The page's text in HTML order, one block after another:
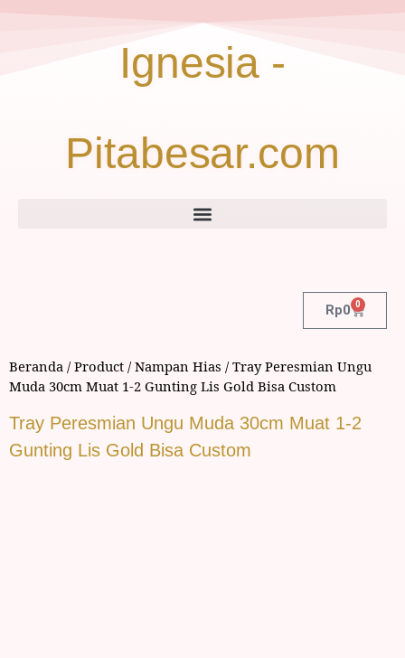
Ignesia -
Pitabesar.com
Rp0 0
Beranda /Product /Nampan Hias / Tray Peresmian Ungu
Muda 30cm Muat 1-2 Gunting Lis Gold Bisa Custom
Tray Peresmian Ungu Muda 30cm Muat 1-2
Gunting Lis Gold Bisa Custom